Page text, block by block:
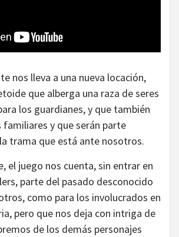
nos lleva a una nueva locación,
que alberga una raza de seres
los guardianes, y que también
y que serán parte
trama que está ante nosotros.
el juego nos cuenta, sin entrar en
parte del pasado desconocido
como para los involucrados en
pero que nos deja con intriga de
de los demás personajes